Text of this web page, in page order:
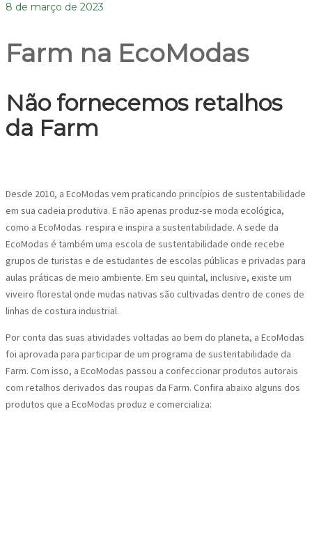
8 de março de 2023
Farm na EcoModas
Não fornecemos retalhos
da Farm
Desde 2010, a EcoModas vem praticando princípios de sustentabilidade
em sua cadeia produtiva. E não apenas produz-se moda ecológica,
como a EcoModas respira e inspira a sustentabilidade. A sede da
EcoModas é também uma escola de sustentabilidade onde recebe
grupos de turistas e de estudantes de escolas públicas e privadas para
aulas práticas de meio ambiente. Em seu quintal, inclusive, existe um
viveiro florestal onde mudas nativas são cultivadas dentro de cones de
linhas de costura industrial.
Por conta das suas atividades voltadas ao bem do planeta, a EcoModas
foi aprovada para participar de um programa de sustentabilidade da
Farm. Com isso, a EcoModas passou a confeccionar produtos autorais
com retalhos derivados das roupas da Farm. Confira abaixo alguns dos
produtos que a EcoModas produz e comercializa: